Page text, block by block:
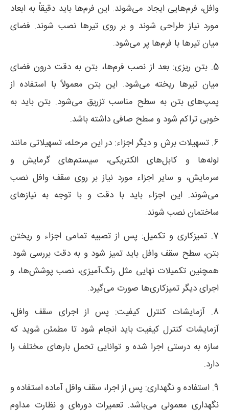
وافل، فرم‌هایی ایجاد می‌شوند. این فرم‌ها باید دقیقاً به ابعاد
مورد نیاز طراحی شوند و بر روی تیرها نصب شوند. فضای
میان تیرها با فرم‌ها پر می‌شود.
5. بتن ریزی: بعد از نصب فرم‌ها، بتن به دقت درون فضای
میان تیرها ریخته می‌شود. این بتن معمولاً با استفاده از
پمپ‌های بتن به سطح مناسب تزریق می‌شود. بتن باید به
خوبی تراکم شود و سطح صافی داشته باشد.
6. تسهیلات برش و دیگر اجزاء: در این مرحله، تسهیلاتی مانند
لوله‌ها و کابل‌های الکتریکی، سیستم‌های گرمایش و
سرمایش، و سایر اجزاء مورد نیاز بر روی سقف وافل نصب
می‌شوند. این اجزاء باید با دقت و با توجه به نیازهای
ساختمان نصب شوند.
7. تمیزکاری و تکمیل: پس از تصبیه تمامی اجزاء و ریختن
بتن، سطح سقف وافل باید تمیز شود و به دقت بررسی شود.
همچنین تکمیلات نهایی مثل رنگ‌آمیزی، نصب پوشش‌ها، و
اجرای دیگر تمیزکاری‌ها صورت می‌گیرد.
8. آزمایشات کنترل کیفیت: پس از اجرای سقف وافل،
آزمایشات کنترل کیفیت باید انجام شود تا مطمئن شوید که
سازه به درستی اجرا شده و توانایی تحمل بارهای مختلف را
دارد.
9. استفاده و نگهداری: پس از اجرا، سقف وافل آماده استفاده و
نگهداری معمولی می‌باشد. تعمیرات دوره‌ای و نظارت مداوم